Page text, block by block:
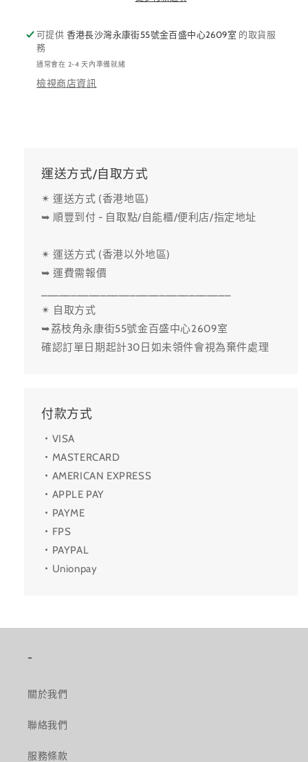
可提供 香港長沙灣永康街55號金百盛中心2609室 的取貨服
務
通常會在 2-4 天內準備就緒
檢視商店資訊
運送方式/自取方式
✴ 運送方式 (香港地區)
➥ 順豐到付 - 自取點/自能櫃/便利店/指定地址
✴ 運送方式 (香港以外地區)
➥ 運費需報價
✴ 自取方式
➥荔枝角永康街55號金百盛中心2609室
確認訂單日期起計30日如未領件會視為棄件處理
付款方式
・VISA
・MASTERCARD
・AMERICAN EXPRESS
・APPLE PAY
・PAYME
・FPS
・PAYPAL
・Unionpay
-
關於我們
聯絡我們
服務條款